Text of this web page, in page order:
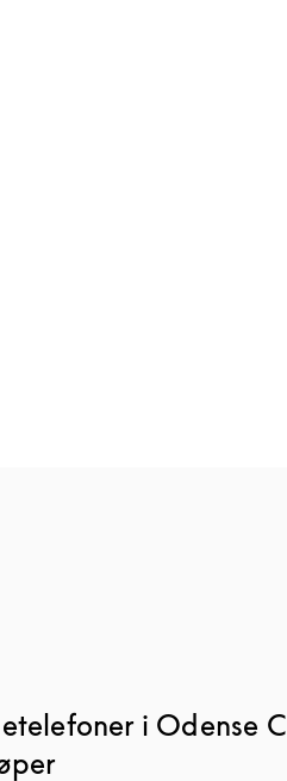
i Odense C